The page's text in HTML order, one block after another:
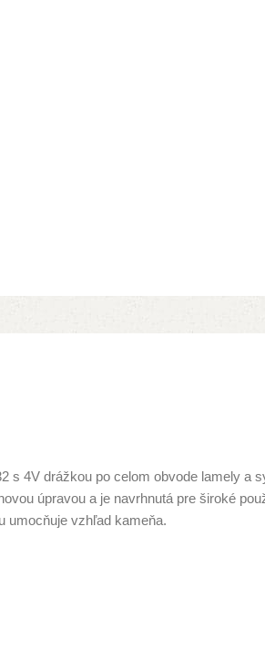
s 4V drážkou po celom obvode lamely
úpravou a je navrhnutá pre široké
umocňuje vzhľad kameňa.